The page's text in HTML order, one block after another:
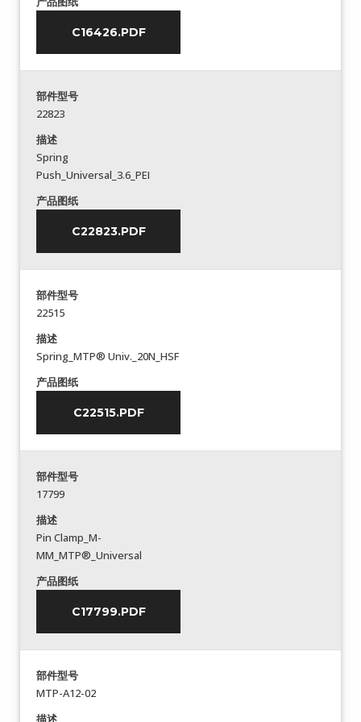
C16426.PDF
部件型号
22823
描述
Spring
Push_Universal_3.6_PEI
产品图纸
C22823.PDF
部件型号
22515
描述
Spring_MTP® Univ._20N_HSF
产品图纸
C22515.PDF
部件型号
17799
描述
Pin Clamp_M-
MM_MTP®_Universal
产品图纸
C17799.PDF
部件型号
MTP-A12-02
描述